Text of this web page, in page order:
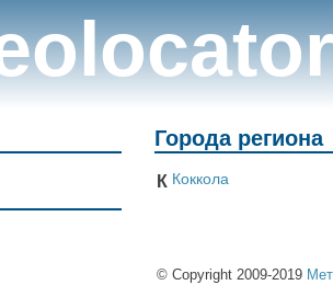
Города региона
К Коккола
© Copyright 2009-2019